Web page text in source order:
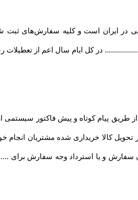
در ایران است و کلیه سفارش‏‌های
در کل ایام سال اعم از تعطیلات
پیام کوتاه و پیش فاکتور سیستمی
کالا خریداری شده مشتریان انجام
و یا استرداد وجه سفارش برای